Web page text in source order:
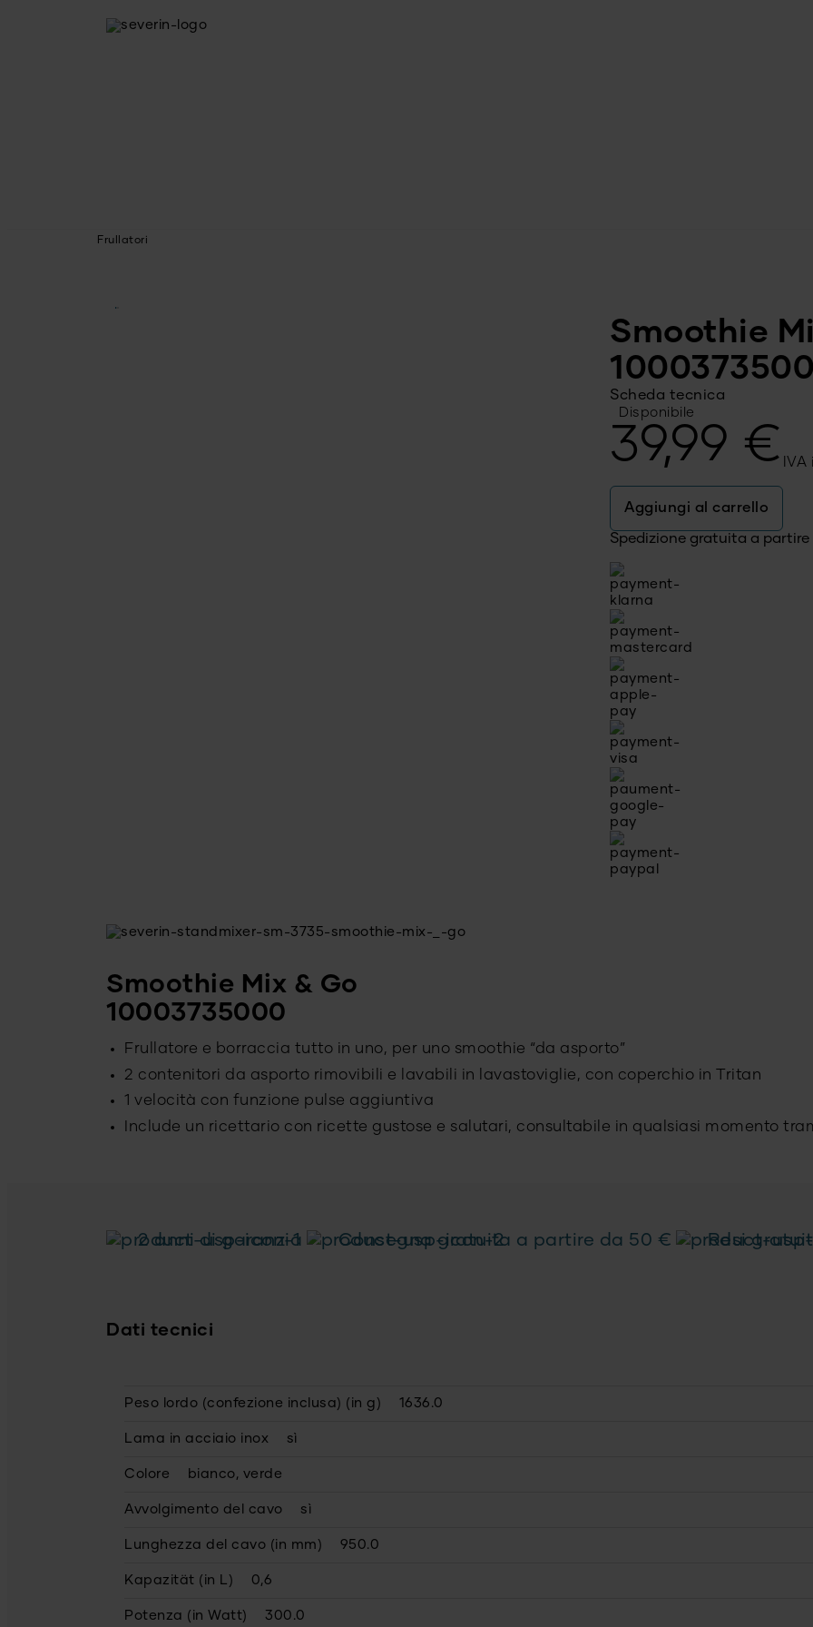
Frullatori
Smoothie
Scheda tecnica
Disponibile
39,99 €
Aggiungi al carrello
Spedizione gratuita a
Smoothie Mix & Go
10003735000
Frullatore e borraccia tutto in uno, per uno smoothie “da asporto”
2 contenitori da asporto rimovibili e lavabili in lavastoviglie, con coperchio in Tritan
1 velocità con funzione pulse aggiuntiva
Include un ricettario con ricette gustose e salutari, consultabile in qualsiasi momento
2 anni di garanzia Consegna gratuita a partire da 50 € Resi
Dati tecnici
Peso lordo (confezione inclusa) (in g) 1636.0
Lama in acciaio inox sì
Colore bianco, verde
Avvolgimento del cavo sì
Lunghezza del cavo (in mm) 950.0
Kapazität (in L) 0,6
Potenza (in Watt) 300.0